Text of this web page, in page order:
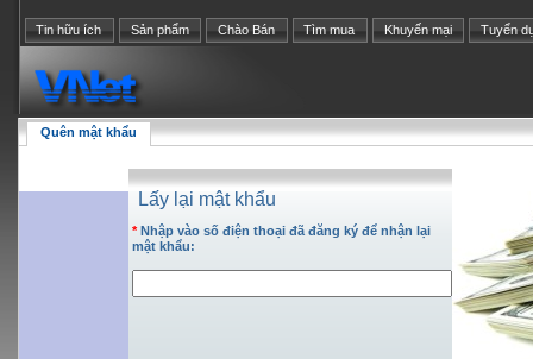
Tin hữu ích Sản phẩm Chào Bán Tìm mua Khuyến mại Tuyển
Quên mật khẩu
Lấy lại mật khẩu
* Nhập vào số điện thoại đã đăng ký để nhận lại
mật khẩu: